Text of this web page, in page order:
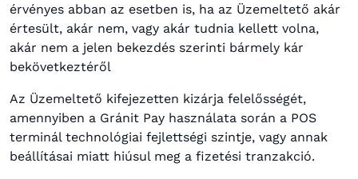
érvényes abban az esetben is, ha az Üzemeltető akár
értesült, akár nem, vagy akár tudnia kellett volna,
akár nem a jelen bekezdés szerinti bármely kár
bekövetkeztéről
Az Üzemeltető kifejezetten kizárja felelősségét,
amennyiben a Gránit Pay használata során a POS
terminál technológiai fejlettségi szintje, vagy annak
beállításai miatt hiúsul meg a fizetési tranzakció.